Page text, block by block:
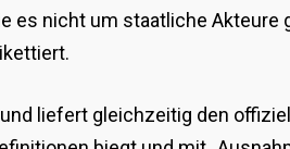
nicht um staatliche Akteure
liefert gleichzeitig den